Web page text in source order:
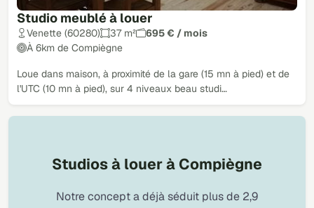
Studio meublé à louer
Venette (60280) 37 m²
695 € / mois
À 6km de Compiègne
Loue dans maison, à proximité de la gare (15 mn à pied) et de
l'UTC (10 mn à pied), sur 4 niveaux beau studi…
Studios à louer à Compiègne
Notre concept a déjà séduit plus de 2,9